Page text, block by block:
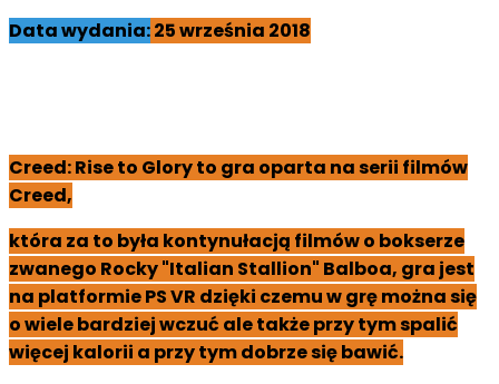
Data wydania:25września 2018
Creed: Rise to Glory to gra oparta na serii filmów
Creed,
która za to była kontynułacją filmów o bokserze
zwanego Rocky "Italian Stallion" Balboa, gra jest
na platformie PS VR dzięki czemu w grę można się
o wiele bardziej wczuć ale także przy tym spalić
więcej kalorii a przy tym dobrze się bawić.